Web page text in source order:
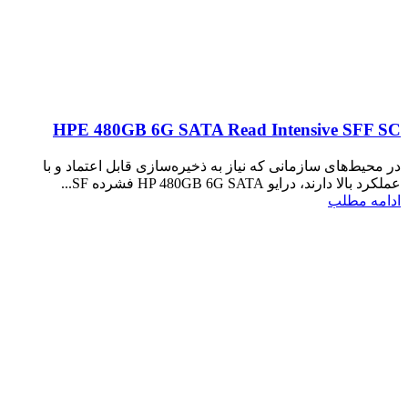
HPE 480GB 6G SATA Read Intensive SFF SC
در محیط‌های سازمانی که نیاز به ذخیره‌سازی قابل اعتماد و با
عملکرد بالا دارند، درایو HP 480GB 6G SATA فشرده SF...
ادامه مطلب